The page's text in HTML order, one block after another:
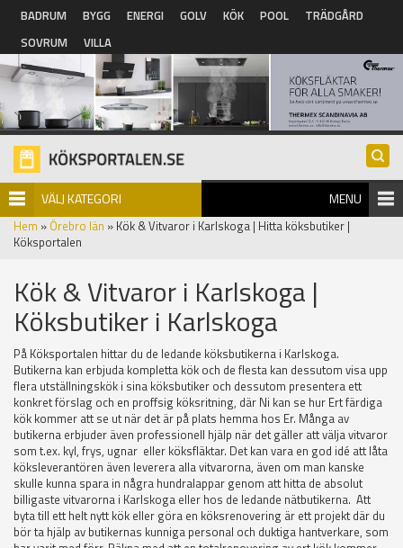
Hoppa till huvudinnehåll
BADRUM BYGG ENERGI GOLV KÖK POOL
TRÄDGÅRD
SOVRUM
VILLA
VÄLJ KATEGORI MENU
Hem » Örebro län » Kök & Vitvaror i Karlskoga | Hitta köksbutiker |
Köksportalen
Kök & Vitvaror i Karlskoga |
Köksbutiker i Karlskoga
På Köksportalen hittar du de ledande köksbutikerna i Karlskoga.
Butikerna kan erbjuda kompletta kök och de flesta kan dessutom visa upp
flera utställningskök i sina köksbutiker och dessutom presentera ett
konkret förslag och en proffsig köksritning, där Ni kan se hur Ert färdiga
kök kommer att se ut när det är på plats hemma hos Er. Många av
butikerna erbjuder även professionell hjälp när det gäller att välja vitvaror
som t.ex. kyl, frys, ugnar eller köksfläktar. Det kan vara en god idé att låta
köksleverantören även leverera alla vitvarorna, även om man kanske
skulle kunna spara in några hundralappar genom att hitta de absolut
billigaste vitvarorna i Karlskoga eller hos de ledande nätbutikerna. Att
byta till ett helt nytt kök eller göra en köksrenovering är ett projekt där du
bör ta hjälp av butikernas kunniga personal och duktiga hantverkare, som